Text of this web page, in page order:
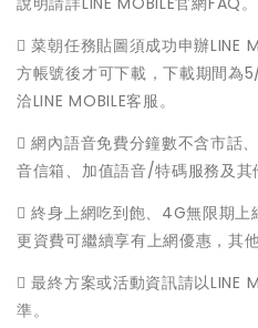
 菜朝任務貼圖須成功申辦LINE
方帳號後才可下載，下載期間
洽LINE MOBILE客服。
 網內語音免費分鐘數不含市話
音信箱、加值語音/特碼服務及其
 終身上網吃到飽、4G無限期
更資費可繼續享有上網優惠，其
 最終方案或活動資訊請以LINE
準。